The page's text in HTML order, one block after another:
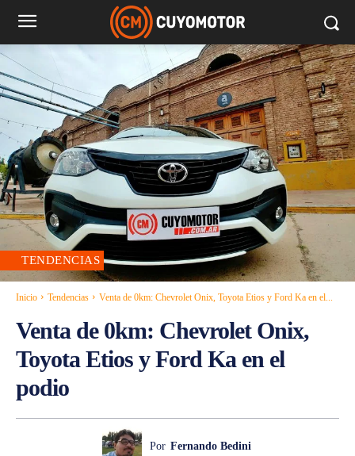
TENDENCIAS
Inicio Tendencias Venta de 0km: Chevrolet Onix, Toyota Etios y Ford Ka en el...
Venta de 0km: Chevrolet Onix,
Toyota Etios y Ford Ka en el
podio
Por Fernando Bedini